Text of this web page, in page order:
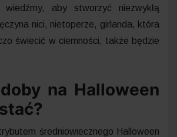
aby stworzyć niezwykłą
nici, nietoperze, girlanda, która
świecić w ciemności, także będzie
na Halloween
średniowiecznego Halloween